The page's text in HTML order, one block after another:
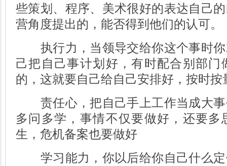
些策划、程序、美术很好的表达自己
营角度提出的，能否得到他们的认可。
执行力，当领导交给你这个事时你
己把自己事计划好，有时配合别部门
的，这就要自己给自己安排好，按时按
责任心，把自己手上工作当成大事
多问多学，事情不仅要做好，还要多
生，危机备案也要做好
学习能力，你以后给你自己什么定